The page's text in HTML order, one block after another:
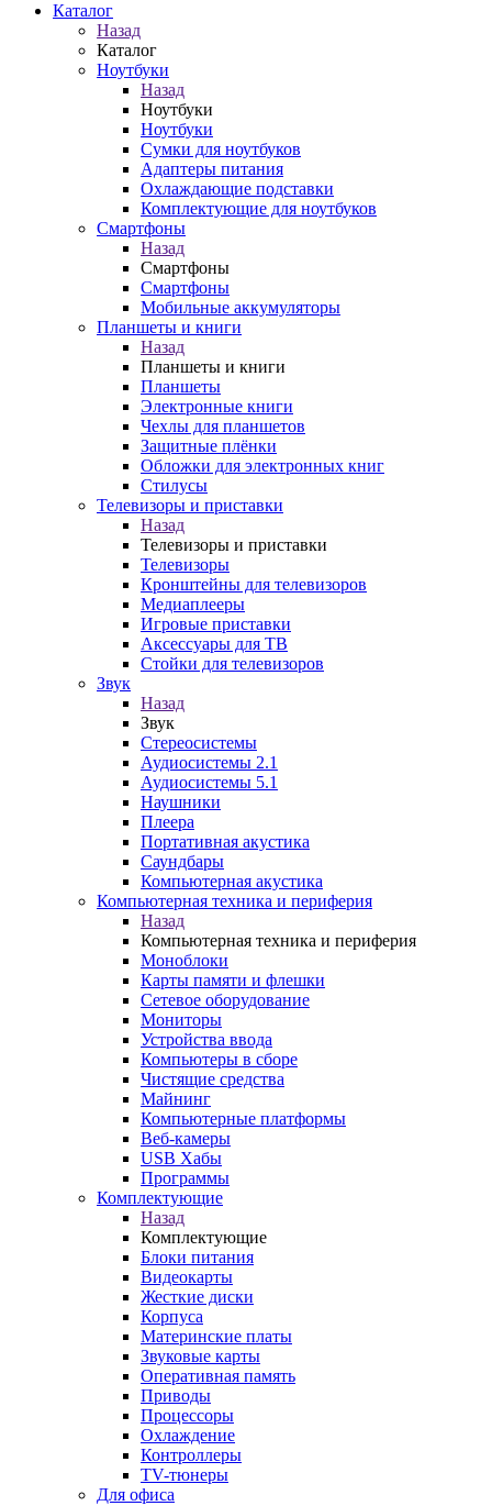
Каталог
Назад
Каталог
Ноутбуки
Назад
Ноутбуки
Ноутбуки
Сумки для ноутбуков
Адаптеры питания
Охлаждающие подставки
Комплектующие для ноутбуков
Смартфоны
Назад
Смартфоны
Смартфоны
Мобильные аккумуляторы
Планшеты и книги
Назад
Планшеты и книги
Планшеты
Электронные книги
Чехлы для планшетов
Защитные плёнки
Обложки для электронных книг
Стилусы
Телевизоры и приставки
Назад
Телевизоры и приставки
Телевизоры
Кронштейны для телевизоров
Медиаплееры
Игровые приставки
Аксессуары для ТВ
Стойки для телевизоров
Звук
Назад
Звук
Стереосистемы
Аудиосистемы 2.1
Аудиосистемы 5.1
Наушники
Плеера
Портативная акустика
Саундбары
Компьютерная акустика
Компьютерная техника и периферия
Назад
Компьютерная техника и периферия
Моноблоки
Карты памяти и флешки
Сетевое оборудование
Мониторы
Устройства ввода
Компьютеры в сборе
Чистящие средства
Майнинг
Компьютерные платформы
Веб-камеры
USB Хабы
Программы
Комплектующие
Назад
Комплектующие
Блоки питания
Видеокарты
Жесткие диски
Корпуса
Материнские платы
Звуковые карты
Оперативная память
Приводы
Процессоры
Охлаждение
Контроллеры
TV-тюнеры
Для офиса